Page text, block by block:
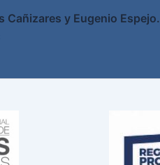
Cañizares y Eugenio Espejo.